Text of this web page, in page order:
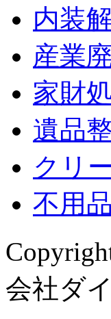
内装
産業
家財
遺品
クリ
不用
会社ダ